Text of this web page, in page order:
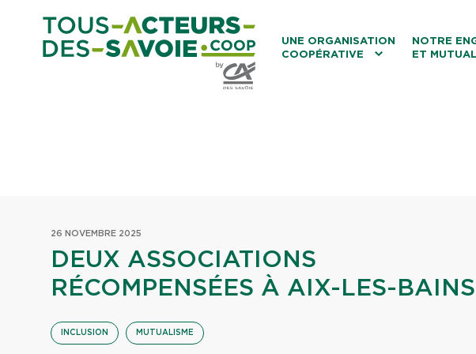
UNE ORGANISATION
COOPÉRATIVE
NOTRE
ET
26 NOVEMBRE 2025
DEUX ASSOCIATIONS
RÉCOMPENSÉES À AIX-LES-BAINS
INCLUSION MUTUALISME